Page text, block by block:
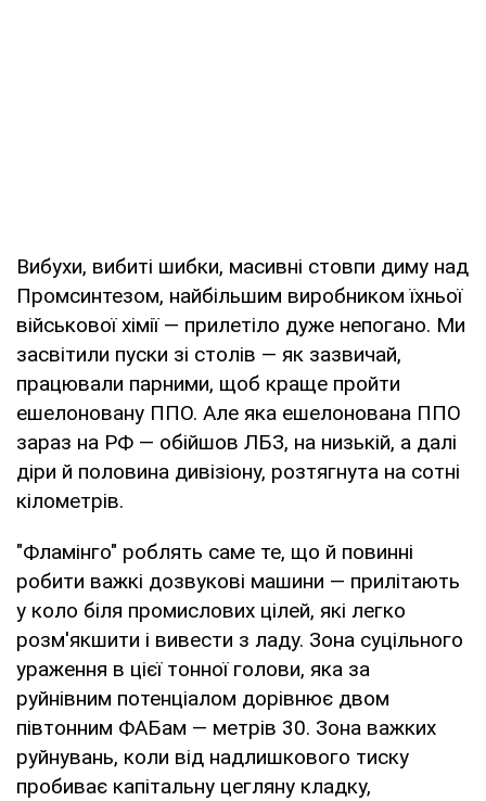
Вибухи, вибиті шибки, масивні стовпи диму над
Промсинтезом, найбільшим виробником їхньої
військової хімії — прилетіло дуже непогано. Ми
засвітили пуски зі столів — як зазвичай,
працювали парними, щоб краще пройти
ешелоновану ППО. Але яка ешелонована ППО
зараз на РФ — обійшов ЛБЗ, на низькій, а далі
діри й половина дивізіону, розтягнута на сотні
кілометрів.
"Фламінго" роблять саме те, що й повинні
робити важкі дозвукові машини — прилітають
у коло біля промислових цілей, які легко
розм'якшити і вивести з ладу. Зона суцільного
ураження в цієї тонної голови, яка за
руйнівним потенціалом дорівнює двом
півтонним ФАБам — метрів 30. Зона важких
руйнувань, коли від надлишкового тиску
пробиває капітальну цегляну кладку,